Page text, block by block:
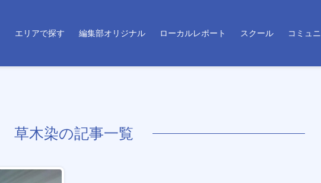
エリアで探す 編集部オリジナル ローカルレポート スクール コミュ
草木染の記事一覧